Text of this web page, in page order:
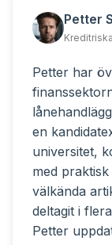
Petter
Petter har
en
universitet,
med
välkända
deltagit i
Petter